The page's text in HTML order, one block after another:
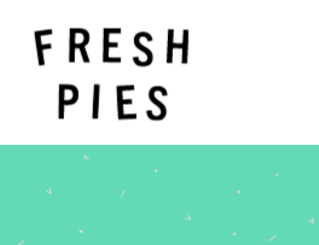
Startseite
Über
Unsere Arbeit